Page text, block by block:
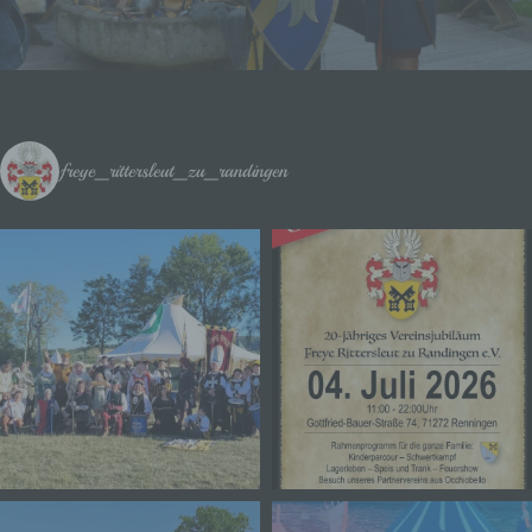
freye_rittersleut_zu_randingen
Personenbezogene Daten sind alle
Informationen, die sich auf eine identifizierte
oder identifizierbare natürliche Person (im
Kennung wie einem Namen, zu einer
Online-Kennung oder zu einem oder mehreren
besonderen Merkmalen, die Ausdruck der
physischen, physiologischen, genetischen,
psychischen, wirtschaftlichen, kulturellen oder
sozialen Identität dieser natürlichen Person sind,
identifiziert werden kann.
b) betroffene Person
Betroffene Person ist jede identifizierte oder
identifizierbare natürliche Person, deren
personenbezogene Daten von dem für die
Verarbeitung Verantwortlichen verarbeitet